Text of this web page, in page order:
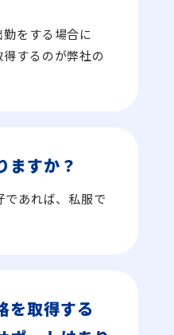
をする場合に
するのが弊社の
ますか？
あれば、私服で
を取得する